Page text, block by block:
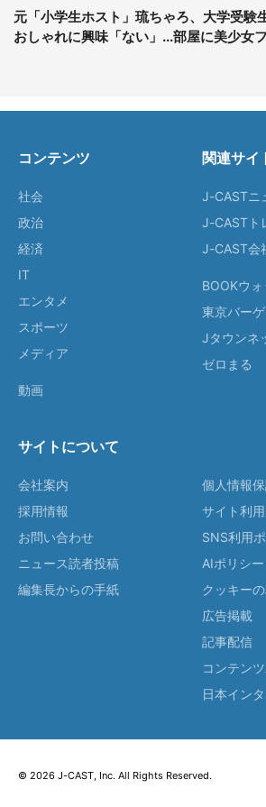
元「小学生ホスト」琉ちゃろ、大学受験
おしゃれに興味「ない」...部屋に美少女
コンテンツ
社会
政治
経済
IT
エンタメ
スポーツ
メディア
動画
関連サイ
J-CASTニ
J-CASTト
J-CAST会
BOOKウォ
東京バー
Jタウンネ
ゼロまる
サイトについて
会社案内
採用情報
お問い合わせ
ニュース読者投稿
編集長からの手紙
個人情報
サイト利
SNS利用
AIポリシー
クッキー
広告掲載
記事配信
コンテン
日本イン
© 2026 J-CAST, Inc. All Rights Reserved.